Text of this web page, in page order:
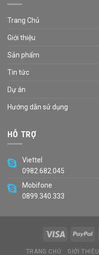
Trang Chủ
Giới thiệu
Sản phẩm
Tin tức
Dự án
Hướng dẫn sử dụng
HỖ TRỢ
Viettel
0982.682.045
Mobifone
0899.340.333
TRANG CHỦ GIỚI THIỆU